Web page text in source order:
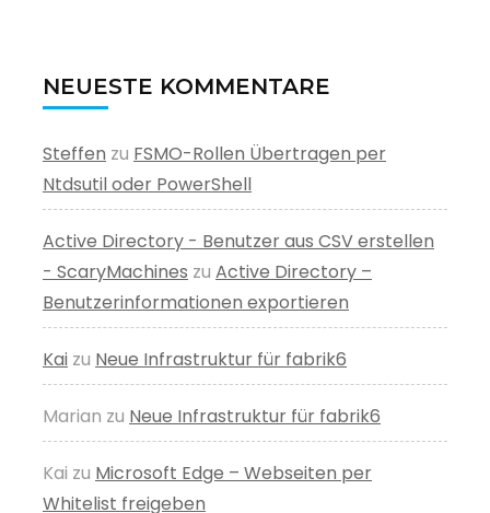
NEUESTE KOMMENTARE
Steffen zu FSMO-Rollen Übertragen per
Ntdsutil oder PowerShell
Active Directory - Benutzer aus CSV erstellen
- ScaryMachines zu Active Directory –
Benutzerinformationen exportieren
Kai zu Neue Infrastruktur für fabrik6
Marian zu Neue Infrastruktur für fabrik6
Kai zu Microsoft Edge – Webseiten per
Whitelist freigeben